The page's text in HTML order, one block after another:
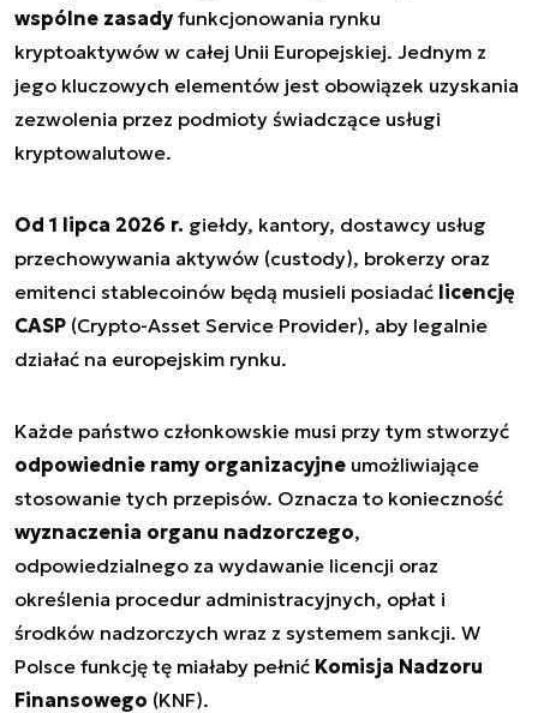
wspólne zasadyfunkcjonowania rynku
kryptoaktywów w całej Unii Europejskiej. Jednym z
jego kluczowych elementów jest obowiązek uzyskania
zezwolenia przez podmioty świadczące usługi
kryptowalutowe.
Od 1 lipca 2026 r. giełdy, kantory, dostawcy usług
przechowywania aktywów (custody), brokerzy oraz
emitenci stablecoinów będą musieli posiadać licencję
CASP (Crypto-Asset Service Provider), aby legalnie
działać na europejskim rynku.
Każde państwo członkowskie musi przy tym stworzyć
odpowiednie ramy organizacyjne umożliwiające
stosowanie tych przepisów. Oznacza to konieczność
wyznaczenia organu nadzorczego,
odpowiedzialnego za wydawanie licencji oraz
określenia procedur administracyjnych, opłat i
środków nadzorczych wraz z systemem sankcji. W
Polsce funkcję tę miałaby pełnić Komisja Nadzoru
Finansowego (KNF).